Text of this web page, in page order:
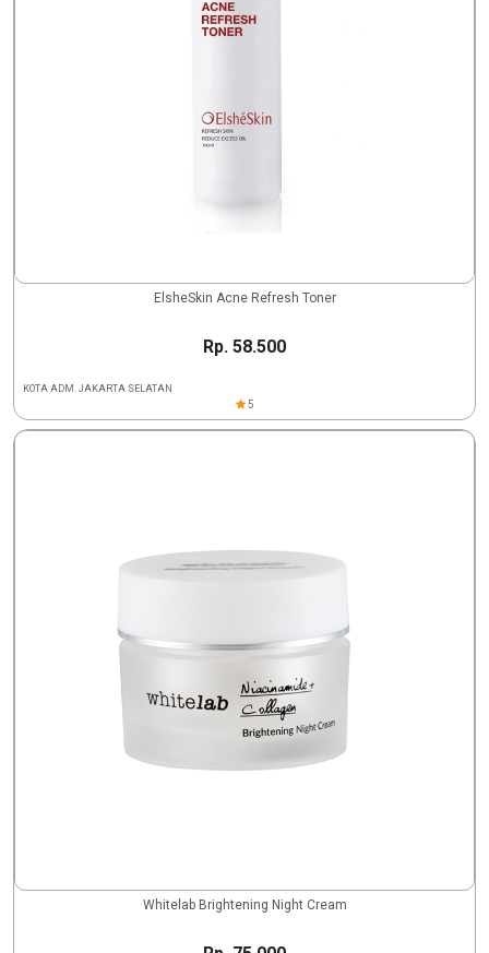
ElsheSkin Acne Refresh Toner
Rp. 58.500
KOTA ADM. JAKARTA SELATAN
5
Whitelab Brightening Night Cream